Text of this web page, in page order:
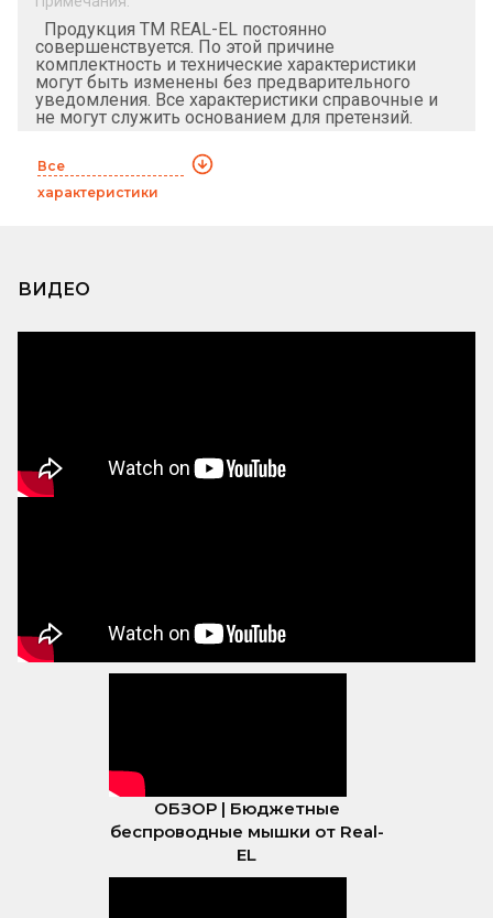
Продукция ТМ REAL-EL постоянно
совершенствуется. По этой причине
комплектность и технические характеристики
могут быть изменены без предварительного
уведомления. Все характеристики справочные и
не могут служить основанием для претензий.
Все
характеристики
ВИДЕО
ОБЗОР | Бюджетные
беспроводные мышки от Real-
EL